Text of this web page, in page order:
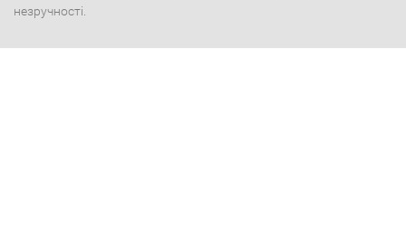
незручності.